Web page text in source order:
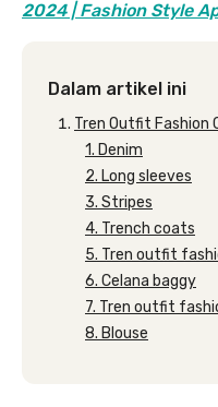
2024 | Fashion Style
Dalam artikel ini
Tren Outfit Fashion
1. Denim
2. Long sleeves
3. Stripes
4. Trench coats
5. Tren outfit
6. Celana baggy
7. Tren outfit
8. Blouse